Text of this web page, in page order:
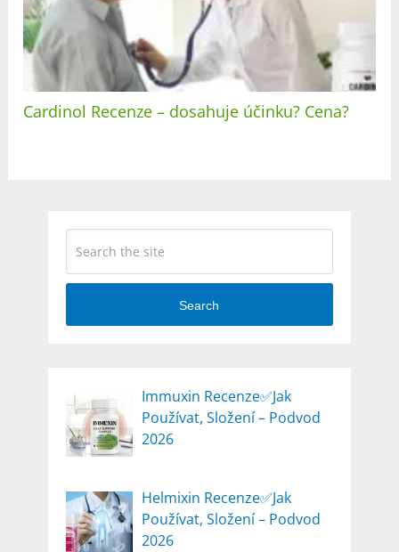
Cardinol Recenze – dosahuje účinku? Cena?
Search
Immuxin Recenze✅Jak
Používat, Složení – Podvod
2026
Helmixin Recenze✅Jak
Používat, Složení – Podvod
2026